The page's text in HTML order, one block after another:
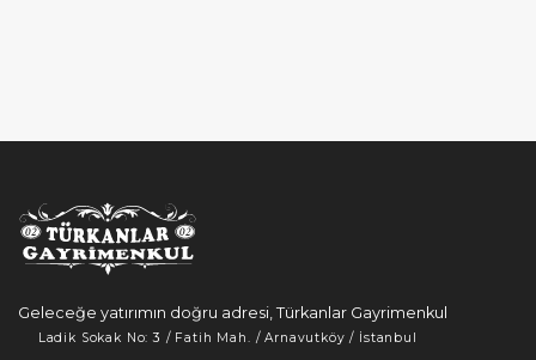
Geleceğe yatırımın doğru adresi, Türkanlar Gayrimenkul
Ladik Sokak No: 3 / Fatih Mah. / Arnavutköy / İstanbul